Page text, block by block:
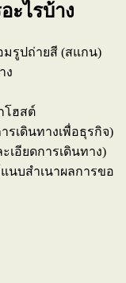
ะไรบ้าง
รูปถ่ายสี (สแกน)
ง
โฮสต์
รเดินทางเพื่อธุรกิจ)
เอียดการเดินทาง)
นบสำเนาผลการขอ